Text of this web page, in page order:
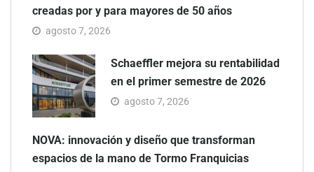
creadas por y para mayores de 50 años
agosto 7, 2026
Schaeffler mejora su rentabilidad
en el primer semestre de 2026
agosto 7, 2026
NOVA: innovación y diseño que transforman
espacios de la mano de Tormo Franquicias